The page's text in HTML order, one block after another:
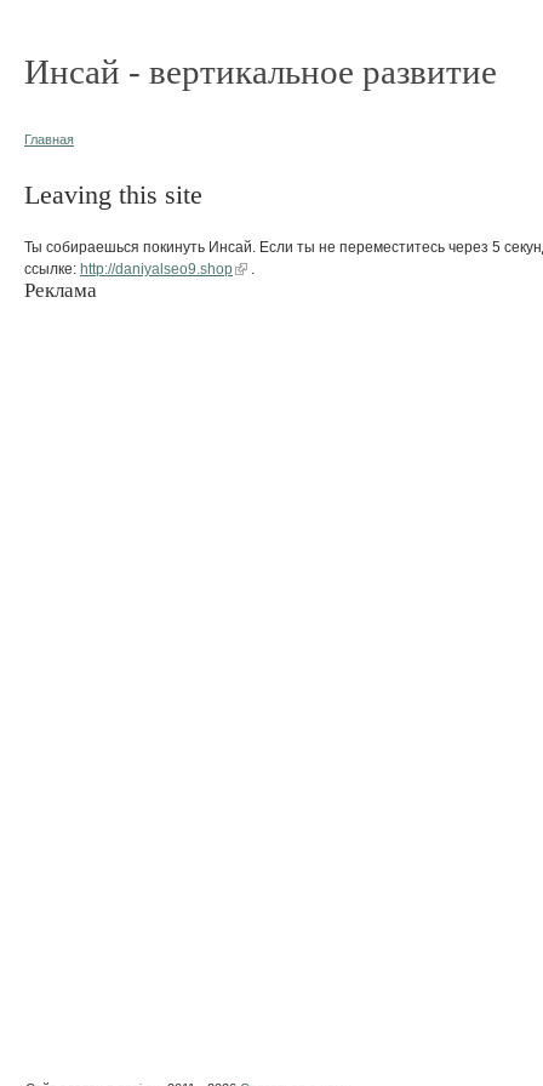
Инсай - вертикальное развитие
Главная
Leaving this site
Ты собираешься покинуть Инсай. Если ты не переместитесь через 5
ссылке: http://daniyalseo9.shop
Реклама